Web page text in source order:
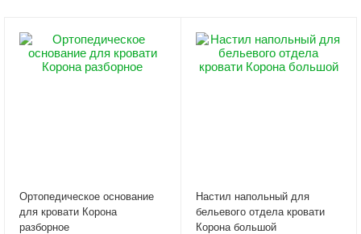
Ортопедическое основание
для кровати Корона
разборное
Настил напольный для
бельевого отдела кровати
Корона большой